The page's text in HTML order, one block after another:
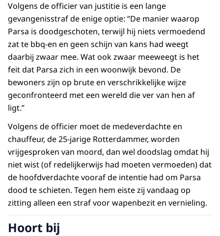
Volgens de officier van justitie is een lange
gevangenisstraf de enige optie: “De manier waarop
Parsa is doodgeschoten, terwijl hij niets vermoedend
zat te bbq-en en geen schijn van kans had weegt
daarbij zwaar mee. Wat ook zwaar meeweegt is het
feit dat Parsa zich in een woonwijk bevond. De
bewoners zijn op brute en verschrikkelijke wijze
geconfronteerd met een wereld die ver van hen af
ligt.”
Volgens de officier moet de medeverdachte en
chauffeur, de 25-jarige Rotterdammer, worden
vrijgesproken van moord, dan wel doodslag omdat hij
niet wist (of redelijkerwijs had moeten vermoeden) dat
de hoofdverdachte vooraf de intentie had om Parsa
dood te schieten. Tegen hem eiste zij vandaag op
zitting alleen een straf voor wapenbezit en vernieling.
Hoort bij